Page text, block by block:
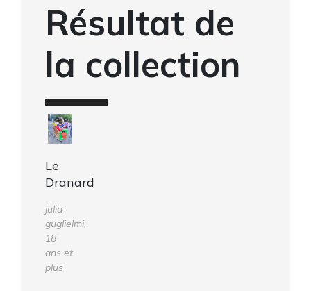
Résultat de
la collection
Le
Dranard
julia-
guglielmi,
18
ans et
plus